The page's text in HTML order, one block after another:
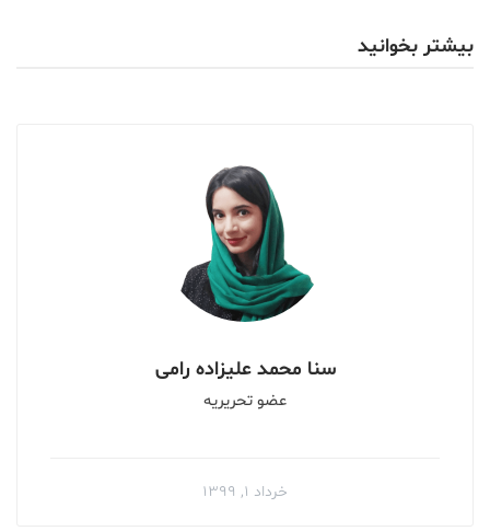
بیشتر بخوانید
سنا محمد علیزاده رامی
عضو تحریریه
خرداد ۱, ۱۳۹۹